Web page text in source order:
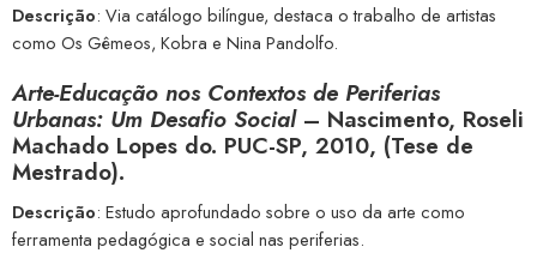
Descrição: Via catálogo bilíngue, destaca o trabalho de artistas
como Os Gêmeos, Kobra e Nina Pandolfo.
Arte-Educação nos Contextos de Periferias
Urbanas: Um Desafio Social– Nascimento, Roseli
Machado Lopes do. PUC-SP, 2010, (Tese de
Mestrado).
Descrição: Estudo aprofundado sobre o uso da arte como
ferramenta pedagógica e social nas periferias.